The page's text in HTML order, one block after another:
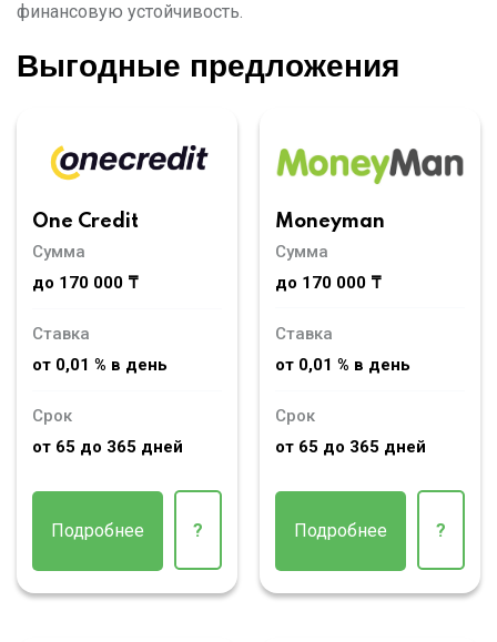
финансовую устойчивость.
Выгодные предложения
One Credit
Сумма
до 170 000 ₸
Ставка
от 0,01 % в день
Срок
от 65 до 365 дней
Подробнее ?
Moneyman
Сумма
до 170 000 ₸
Ставка
от 0,01 % в день
Срок
от 65 до 365 дней
Подробнее ?